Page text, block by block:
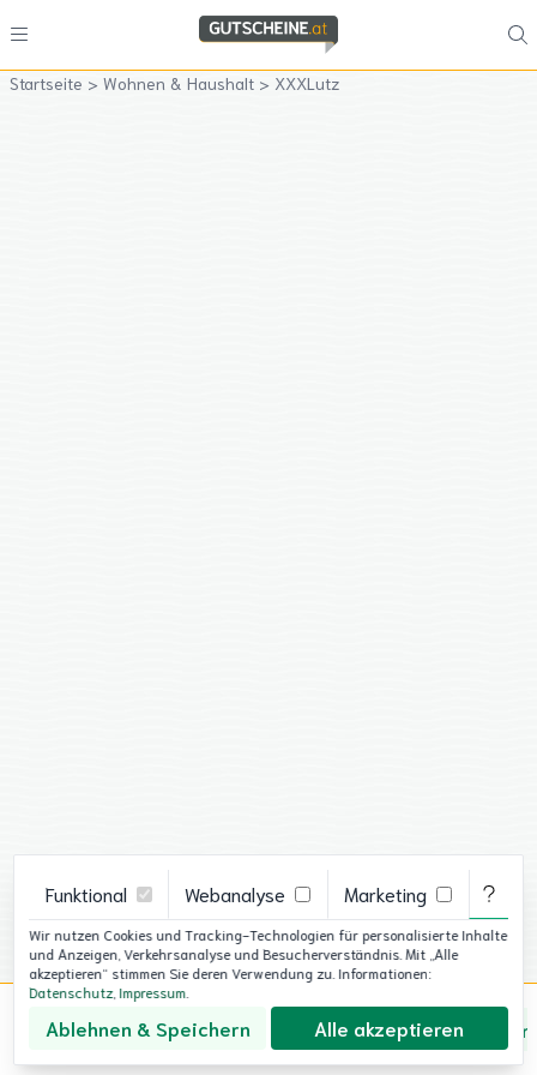
Startseite > Wohnen & Haushalt > XXXLutz
Über uns Datenschutz Impressum Cookie-
Funktional Webanalyse Marketing
Wir nutzen Cookies und Tracking-Technologien für personalisierte Inhalte
und Anzeigen, Verkehrsanalyse und Besucherverständnis. Mit „Alle
akzeptieren“ stimmen Sie deren Verwendung zu. Informationen:
Datenschutz, Impressum
Ablehnen & Speichern Alle akzeptieren